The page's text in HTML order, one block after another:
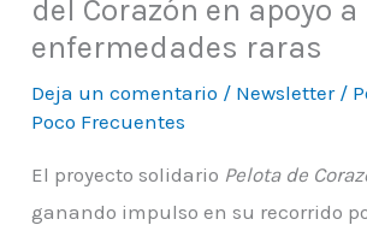
del Corazón en apoyo a
enfermedades raras
Deja un comentario / Newsletter/
Poco Frecuentes
El proyecto solidario Pelota de
ganando impulso en su recorrido